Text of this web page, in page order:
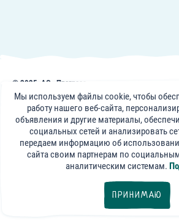
© 2025, АО «Прогресс»
Публикации, советы и видеоматериалы на сайте
информативный характер. Консультации
справочный характер и не могут заменить
«ФрутоНяня»
Мы используем файлы cookie, чтобы
работу нашего веб-сайта,
объявления и другие материалы,
социальных сетей и анализировать
передаем информацию об
сайта своим партнерам по
аналитическим системам.
ПРИНИМАЮ